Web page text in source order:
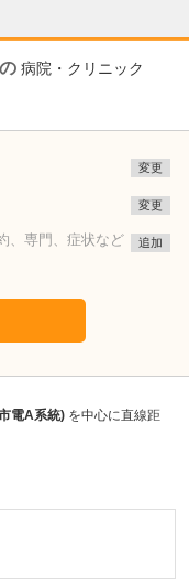
病院・クリニック
変更
変更
、専門、症状など
追加
電A系統) を中心に直線距